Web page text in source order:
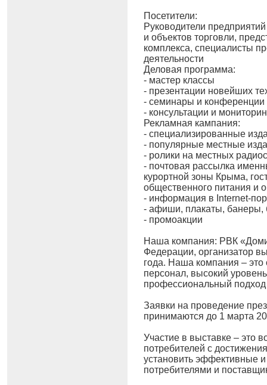
Посетители:
Руководители
и объектов торговли,
комплекса, специалисты
деятельности
Деловая программа:
- мастер классы
- презентации новейших
- семинары и конференции
- консультации и
Рекламная кампания:
- специализированные
- популярные местные
- ролики на местных
- почтовая рассылка
курортной зоны Крыма,
общественного питания и
- информация в Internet-
- афиши, плакаты, банеры,
- промоакции
Наша компания: РВК
Федерации, организатор
года. Наша компания –
персонал, высокий
профессиональный подход
Заявки на проведение
принимаются до 1 марта
Участие в выставке – это
потребителей с
установить эффективные
потребителями и